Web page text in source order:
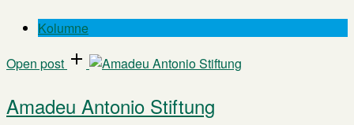
Kolumne
Open post
Amadeu Antonio Stiftung